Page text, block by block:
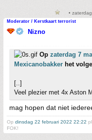
•
Moderator / Kerstkaart terrorist
Nizno
Op zaterdag 7
Mexicanobakker het
[..]
Veel plezier met 4x Aston
mag hopen dat niet
Op dinsdag 22 februari 2022 22:22
FOK!